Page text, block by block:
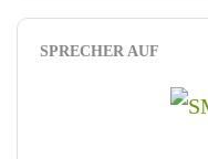
SPRECHER AUF